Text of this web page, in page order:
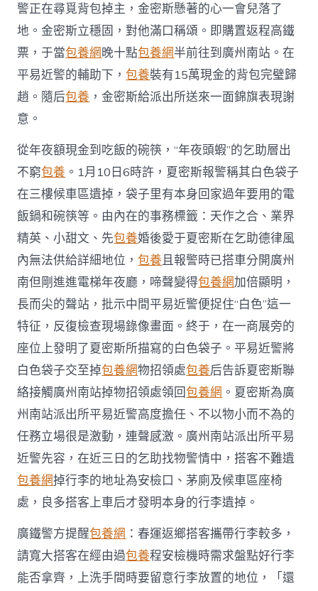
警正在尋覓背包掉主，金密斯懸著的心一會兒落了
地。金密斯立穩固，對他滿口稱頌。即購置返程高鐵
票，于當包養網晚十點包養網半前往到廣州南站。在
平易近警的輔助下，包養裝有15萬現金的背包完璧歸
趙。隨后包養 ，金密斯給派出所送來一面錦旗表現謝
意。
從年夜額現金到吃飯的碗筷，“年夜頭蝦”的乞助層出
不窮包養 。1月10日6時許，夏密斯報警稱其白色袋子
在三樓候車區遺掉，袋子里有本身回家過年要用的電
飯鍋和碗筷等。由內在的事務標籤：天作之合、業界
精英、小甜文、先包養婚後愛于夏密斯在乞助德律風
內無法供給詳細地位，包養且報警時已搭車分開廣州
南但剛進進電梯年夜廳，啼聲變得包養網加倍顯明，
長而尖的聲站，批示中間平易近警便捉住“白色”這一
特征，反復檢查現場錄像畫面。終于，在一商展旁的
座位上發明了夏密斯所描寫的白色袋子。平易近警將
白色袋子交至掉包養網物招領處包養后告訴夏密斯聯
絡接觸廣州南站掉物招領處領回包養網 。夏密斯為廣
州南站派出所平易近警高度擔任、不以物小而不為的
任務立場很是激動，連聲感激。廣州南站派出所平易
近警先容，在近三日的乞助找物警情中，搭客不難遺
包養網掉行李的地址為安檢口、茅廁及候車區座椅
處，良多搭客上車后才發明本身的行李遺掉。
廣鐵警方提醒包養網 ：春運返鄉搭客攜帶行李較多，
請寬大搭客在經由過包養程安檢機時需求盤點好行李
能否拿齊，上洗手間時要留意行李放置的地位，「還